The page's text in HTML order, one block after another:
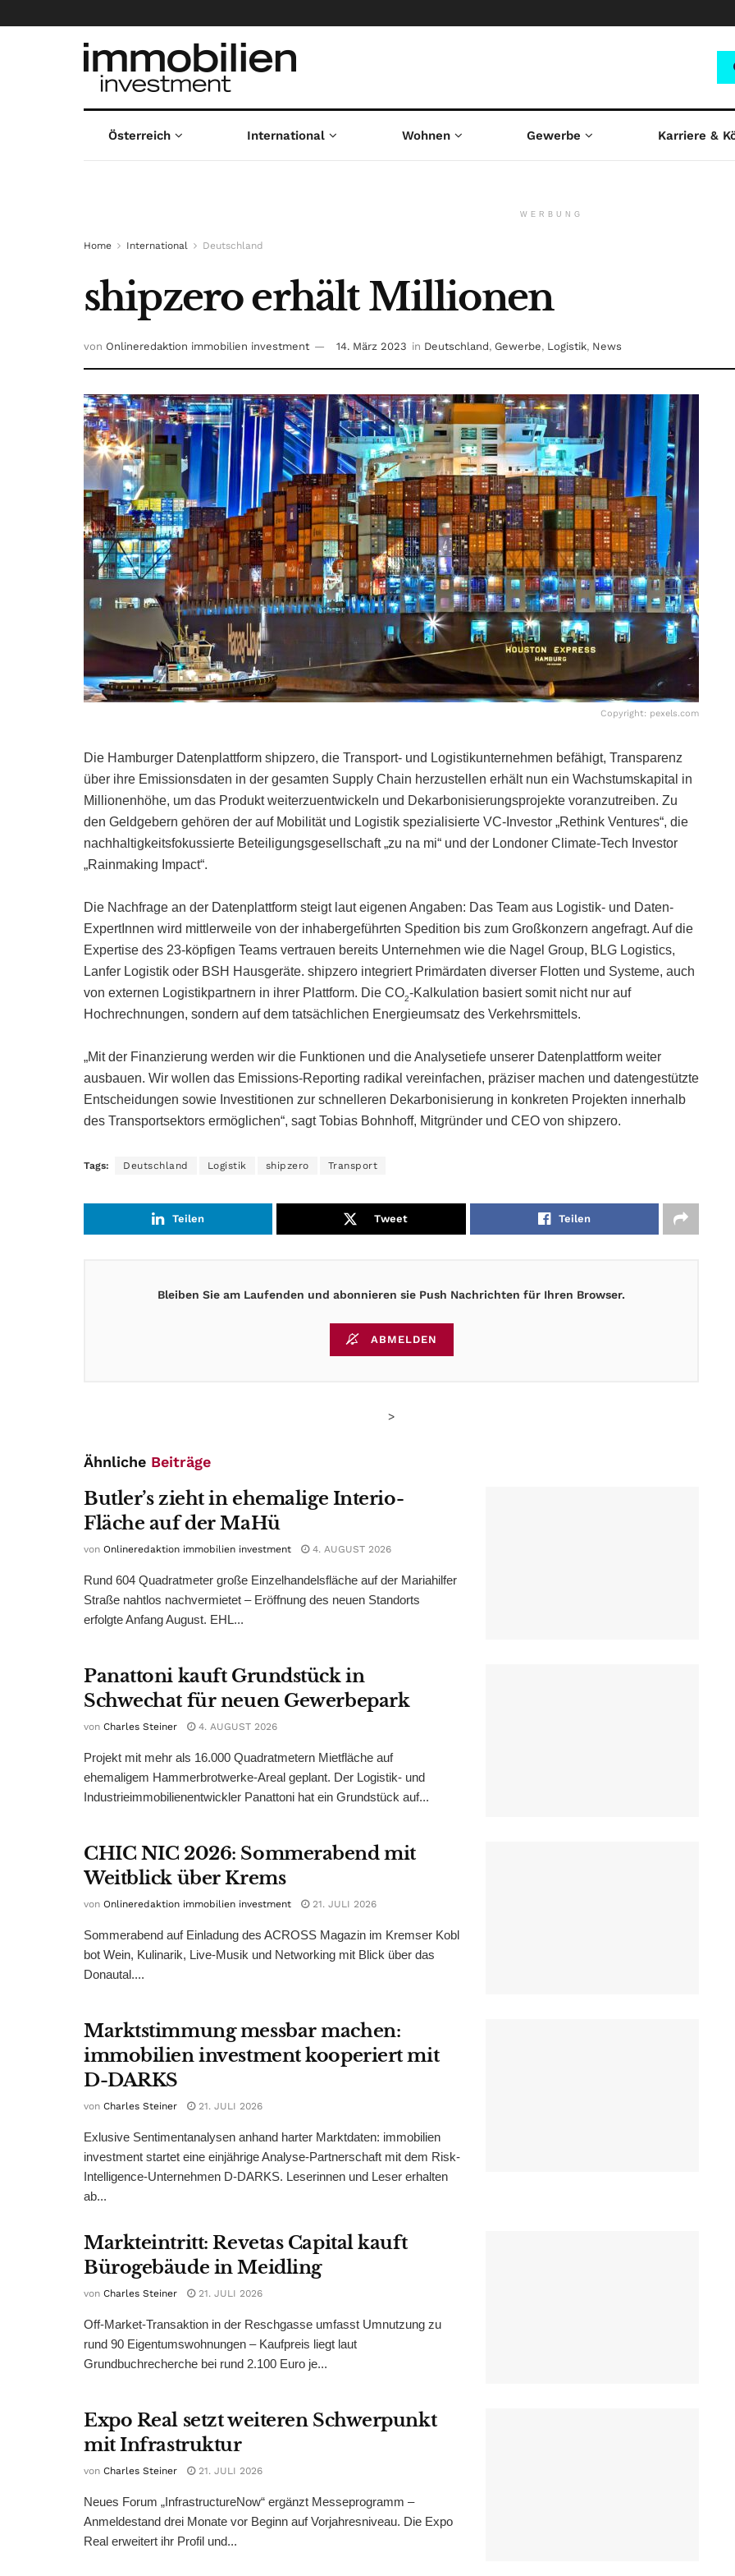
Österreich International Wohnen Gewerbe Karriere &
WERBUNG
Home International Deutschland
shipzero erhält Millionen
von Onlineredaktion immobilien investment 14. März 2023 in Deutschland, Gewerbe, Logistik, News
Copyright: pexels.com
Die Hamburger Datenplattform shipzero, die Transport- und Logistikunternehmen befähigt, Transparenz
über ihre Emissionsdaten in der gesamten Supply Chain herzustellen erhält nun ein Wachstumskapital in
Millionenhöhe, um das Produkt weiterzuentwickeln und Dekarbonisierungsprojekte voranzutreiben. Zu
den Geldgebern gehören der auf Mobilität und Logistik spezialisierte VC-Investor „Rethink Ventures“, die
nachhaltigkeitsfokussierte Beteiligungsgesellschaft „zu na mi“ und der Londoner Climate-Tech Investor
„Rainmaking Impact“.
Die Nachfrage an der Datenplattform steigt laut eigenen Angaben: Das Team aus Logistik- und Daten-
ExpertInnen wird mittlerweile von der inhabergeführten Spedition bis zum Großkonzern angefragt. Auf die
Expertise des 23-köpfigen Teams vertrauen bereits Unternehmen wie die Nagel Group, BLG Logistics,
Lanfer Logistik oder BSH Hausgeräte. shipzero integriert Primärdaten diverser Flotten und Systeme, auch
von externen Logistikpartnern in ihrer Plattform. Die CO2-Kalkulation basiert somit nicht nur auf
Hochrechnungen, sondern auf dem tatsächlichen Energieumsatz des Verkehrsmittels.
„Mit der Finanzierung werden wir die Funktionen und die Analysetiefe unserer Datenplattform weiter
ausbauen. Wir wollen das Emissions-Reporting radikal vereinfachen, präziser machen und datengestützte
Entscheidungen sowie Investitionen zur schnelleren Dekarbonisierung in konkreten Projekten innerhalb
des Transportsektors ermöglichen“, sagt Tobias Bohnhoff, Mitgründer und CEO von shipzero.
Tags: Deutschland Logistik shipzero Transport
Teilen Tweet Teilen
Bleiben Sie am Laufenden und abonnieren sie Push Nachrichten für Ihren Browser.
ABMELDEN
>
Ähnliche Beiträge
Butler’s zieht in ehemalige Interio-
Fläche auf der MaHü
von Onlineredaktion immobilien investment 4. AUGUST 2026
Rund 604 Quadratmeter große Einzelhandelsfläche auf der Mariahilfer
Straße nahtlos nachvermietet – Eröffnung des neuen Standorts
erfolgte Anfang August. EHL...
Panattoni kauft Grundstück in
Schwechat für neuen Gewerbepark
von Charles Steiner 4. AUGUST 2026
Projekt mit mehr als 16.000 Quadratmetern Mietfläche auf
ehemaligem Hammerbrotwerke-Areal geplant. Der Logistik- und
Industrieimmobilienentwickler Panattoni hat ein Grundstück auf...
CHIC NIC 2026: Sommerabend mit
Weitblick über Krems
von Onlineredaktion immobilien investment 21. JULI 2026
Sommerabend auf Einladung des ACROSS Magazin im Kremser Kobl
bot Wein, Kulinarik, Live-Musik und Networking mit Blick über das
Donautal....
Marktstimmung messbar machen:
immobilien investment kooperiert mit
D-DARKS
von Charles Steiner 21. JULI 2026
Exlusive Sentimentanalysen anhand harter Marktdaten: immobilien
investment startet eine einjährige Analyse-Partnerschaft mit dem Risk-
Intelligence-Unternehmen D-DARKS. Leserinnen und Leser erhalten
ab...
Markteintritt: Revetas Capital kauft
Bürogebäude in Meidling
von Charles Steiner 21. JULI 2026
Off-Market-Transaktion in der Reschgasse umfasst Umnutzung zu
rund 90 Eigentumswohnungen – Kaufpreis liegt laut
Grundbuchrecherche bei rund 2.100 Euro je...
Expo Real setzt weiteren Schwerpunkt
mit Infrastruktur
von Charles Steiner 21. JULI 2026
Neues Forum „InfrastructureNow“ ergänzt Messeprogramm –
Anmeldestand drei Monate vor Beginn auf Vorjahresniveau. Die Expo
Real erweitert ihr Profil und...